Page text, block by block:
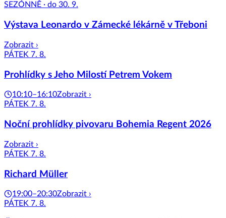
SEZÓNNĚ · do 30. 9.
Výstava Leonardo v Zámecké lékárně v Třeboni
Zobrazit ›
PÁTEK 7. 8.
Prohlídky s Jeho Milostí Petrem Vokem
10:10–16:10Zobrazit ›
PÁTEK 7. 8.
Noční prohlídky pivovaru Bohemia Regent 2026
Zobrazit ›
PÁTEK 7. 8.
Richard Müller
19:00–20:30Zobrazit ›
PÁTEK 7. 8.